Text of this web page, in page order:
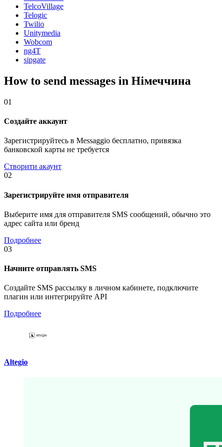
TelcoVillage
Telogic
Twilio
Unitymedia
Wobcom
ng4T
sipgate
How to send messages in Німеччина
01
Создайте аккаунт
Зарегистрируйтесь в Messaggio бесплатно, привязка
банковской карты не требуется
Створити акаунт
02
Зарегистрируйте имя отправителя
Выберите имя для отправителя SMS сообщений, обычно это
адрес сайта или бренд
Подробнее
03
Начните отправлять SMS
Создайте SMS рассылку в личном кабинете, подключите
плагин или интегрируйте API
Подробнее
Altegio